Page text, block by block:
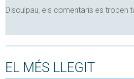
Disculpau, els comentaris es troben
EL MÉS LLEGIT